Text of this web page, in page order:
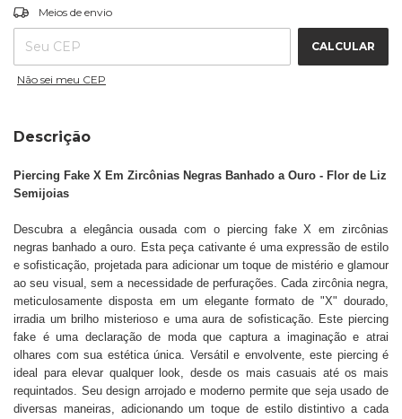
Entregas para o CEP:
Meios de envio
CALCULAR
Não sei meu CEP
Descrição
Piercing Fake X Em Zircônias Negras Banhado a Ouro - Flor de Liz
Semijoias
Descubra a elegância ousada com o piercing fake X em zircônias
negras banhado a ouro. Esta peça cativante é uma expressão de estilo
e sofisticação, projetada para adicionar um toque de mistério e glamour
ao seu visual, sem a necessidade de perfurações. Cada zircônia negra,
meticulosamente disposta em um elegante formato de "X" dourado,
irradia um brilho misterioso e uma aura de sofisticação. Este piercing
fake é uma declaração de moda que captura a imaginação e atrai
olhares com sua estética única. Versátil e envolvente, este piercing é
ideal para elevar qualquer look, desde os mais casuais até os mais
requintados. Seu design arrojado e moderno permite que seja usado de
diversas maneiras, adicionando um toque de estilo distintivo a cada